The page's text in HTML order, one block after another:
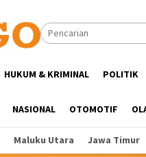
HUKUM & KRIMINAL POLITIK
NASIONAL OTOMOTIF
Maluku Utara Jawa Timur